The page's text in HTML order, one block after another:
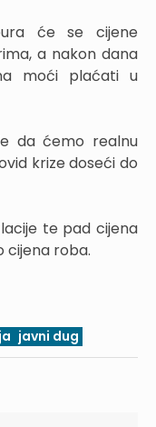
će se cijene
a nakon dana
moći plaćati u
da ćemo realnu
krize doseći do
te pad cijena
cijena roba.
javni dug